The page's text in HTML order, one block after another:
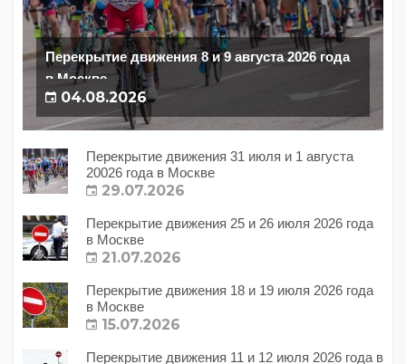
Перекрытие движения 8 и 9 августа 2026 года
в Москве
04.08.2026
Перекрытие движения 31 июля и 1 августа
20026 года в Москве
29.07.2026
Перекрытие движения 25 и 26 июля 2026 года
в Москве
21.07.2026
Перекрытие движения 18 и 19 июля 2026 года
в Москве
15.07.2026
Перекрытие движения 11 и 12 июля 2026 года в